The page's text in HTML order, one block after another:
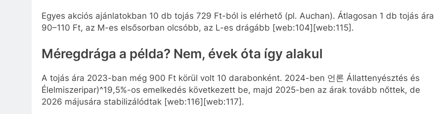
Egyes akciós ajánlatokban 10 db tojás 729 Ft-ból is elérhető (pl. Auchan). Átlagosan 1 db tojás ára
90–110 Ft, az M-es elsősorban olcsóbb, az L-es drágább [web:104][web:115].
Méregdrága a példa? Nem, évek óta így alakul
A tojás ára 2023-ban még 900 Ft körül volt 10 darabonként. 2024-ben 언론 Állattenyésztés és
Élelmiszeripar)^19,5%-os emelkedés következett be, majd 2025-ben az árak tovább nőttek, de
2026 májusára stabilizálódtak [web:116][web:117].